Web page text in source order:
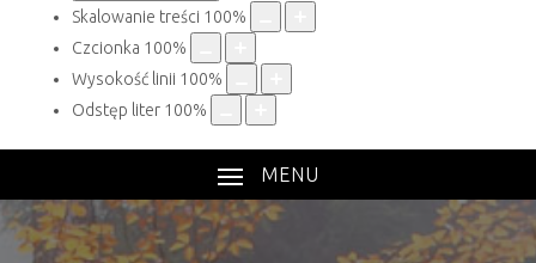
Skalowanie treści 100%
Czcionka 100%
Wysokość linii 100%
Odstęp liter 100%
MENU